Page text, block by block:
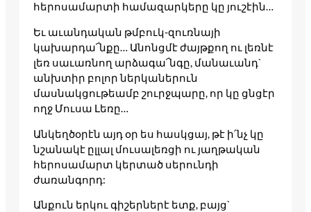
հերոսամարտի համազարկերը կը յուշէին…
Եւ աւանդական թմբուկ-զուռնայի
կախարդա՜նքը… Անոնցմէ ժայթքող ու լեռնէ
լեռ սաւառնող արձագա՜նգը, մանաւանդ`
անխտիր բոլոր ներկաներուն
մասնակցութեամբ շուրջպարը, որ կը ցնցէր
ողջ Մուսա Լեռը…
Անկեղծօրէն այդ օր ես հասկցայ, թէ ի՛նչ կը
նշանակէ ըլլալ մուսալեռցի ու յաղթական
հերոսամարտ կերտած սերունդի
ժառանգորդ:
Անքուն երկու գիշերներէ ետք, բայց`